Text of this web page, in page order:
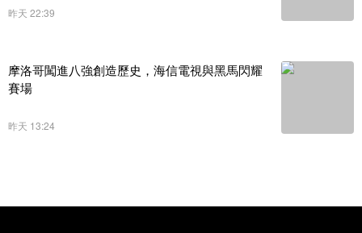
昨天 22:39
摩洛哥闖進八強創造歷史，海信電視與黑馬閃耀
賽場
昨天 13:24